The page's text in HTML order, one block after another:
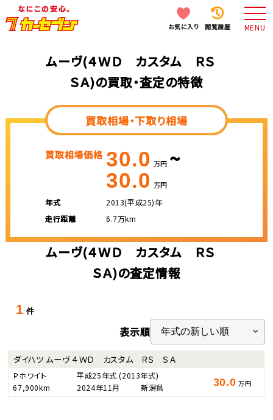
お気に入り 閲覧履歴 MENU
ムーヴ(４ＷＤ カスタム ＲＳ
ＳＡ)の買取・査定の特徴
買取相場・下取り相場
買取相場価格 30.0 万円 ~
30.0 万円
年式
2013(平成25)年
走行距離
6.7万km
ムーヴ(４ＷＤ カスタム ＲＳ
ＳＡ)の査定情報
1 件
表示順
ダイハツ ムーヴ ４ＷＤ カスタム ＲＳ ＳＡ
Ｐホワイト 平成25年式(2013年式)
67,900km
2024年11月 新潟県 30.0 万円